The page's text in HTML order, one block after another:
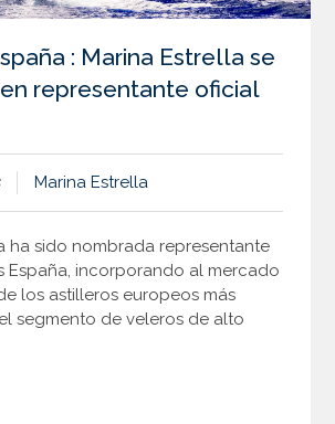
: Marina Estrella se
representante oficial
Marina Estrella
ha sido nombrada representante
España, incorporando al mercado
los astilleros europeos más
segmento de veleros de alto